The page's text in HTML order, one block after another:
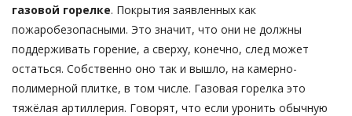
газовой горелке. Покрытия заявленных как
пожаробезопасными. Это значит, что они не должны
поддерживать горение, а сверху, конечно, след может
остаться. Собственно оно так и вышло, на камерно-
полимерной плитке, в том числе. Газовая горелка это
тяжёлая артиллерия. Говорят, что если уронить обычную